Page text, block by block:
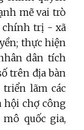
mẽ vai trò
chính trị - xã
thực hiện
dân tích
trên địa bàn
lãm các
hội chợ công
quốc gia,